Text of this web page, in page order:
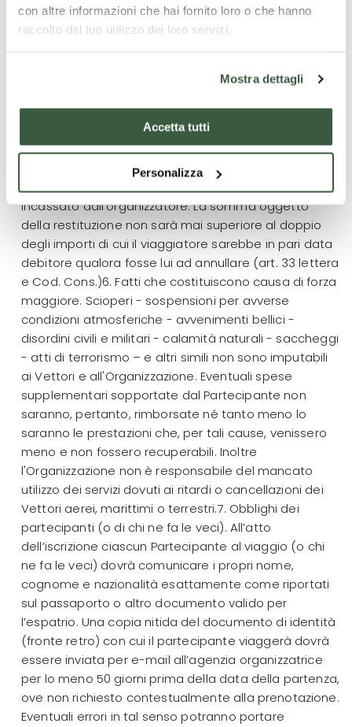
con altre informazioni che hai fornito loro o che hanno
raccolto dal tuo utilizzo dei loro servizi.
Mostra dettagli
Accetta tutti
Personalizza